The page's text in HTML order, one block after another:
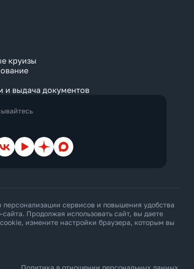
круизы
и выдача документов
YouTubeДзен Max
сервисов и повышения удобства
Продолжая использовать сайт, вы даете
измените настройки браузера, которым вы
Политика в отношении персональных данных